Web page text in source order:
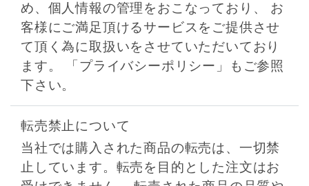
め、個人情報の管理をおこなっており、 お
客様にご満足頂けるサービスをご提供させ
て頂く為に取扱いをさせていただいており
ます。 「プライバシーポリシー」もご参照
下さい。
転売禁止について
当社では購入された商品の転売は、一切禁
止しています。転売を目的とした注文はお